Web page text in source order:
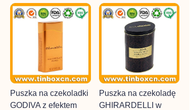
Puszka na czekoladki
GODIVA z efektem
Puszka na czekoladę
GHIRARDELLI w